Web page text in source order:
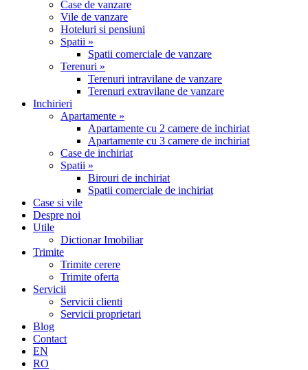
Case de vanzare
Vile de vanzare
Hoteluri si pensiuni
Spatii »
Spatii comerciale de vanzare
Terenuri »
Terenuri intravilane de vanzare
Terenuri extravilane de vanzare
Inchirieri
Apartamente »
Apartamente cu 2 camere de inchiriat
Apartamente cu 3 camere de inchiriat
Case de inchiriat
Spatii »
Birouri de inchiriat
Spatii comerciale de inchiriat
Case si vile
Despre noi
Utile
Dictionar Imobiliar
Trimite
Trimite cerere
Trimite oferta
Servicii
Servicii clienti
Servicii proprietari
Blog
Contact
EN
RO